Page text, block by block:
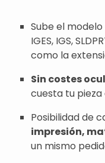
Sube el modelo
IGES, IGS,
como la
Sin costes
cuesta tu pieza
Posibilidad de
impresión,
un mismo